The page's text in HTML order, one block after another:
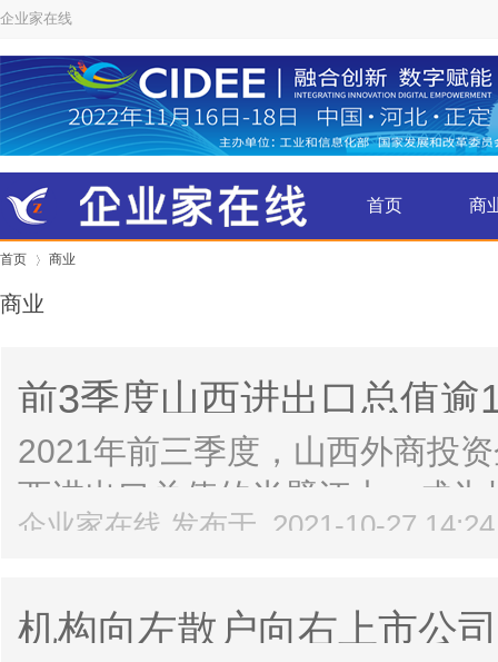
企业家在线
首页 商
首页 商业
商业
前3季度山西进出口总值逾
壁江山”
2021年前三季度，山西外商投
西进出口总值的半壁江山，成
记者27日从太原海关获悉，今
企业家在线 发布于 2021-10-27
机构向左散户向右上市公